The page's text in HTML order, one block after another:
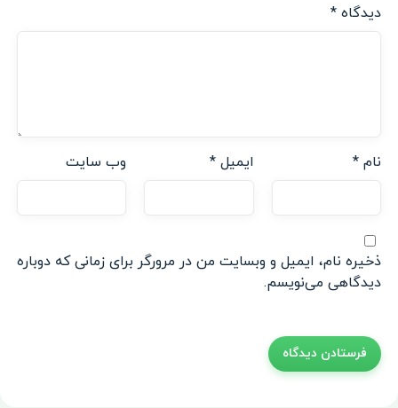
دیدگاه *
نام * ایمیل* وب‌ سایت
ذخیره نام، ایمیل و وبسایت من در مرورگر برای زمانی که دوباره
دیدگاهی می‌نویسم.